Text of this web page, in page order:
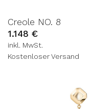
Creole NO. 8
1.148 €
inkl. MwSt.
Kostenloser Versand